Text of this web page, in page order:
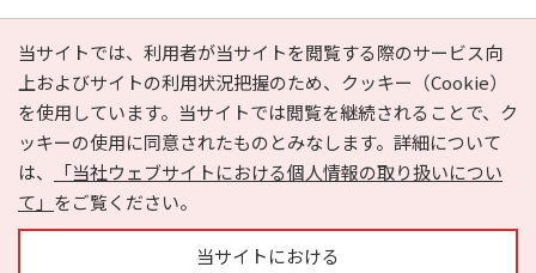
PAGE TOP
当サイトでは、利用者が当サイトを閲覧する際のサービス向
上およびサイトの利用状況把握のため、クッキー（Cookie）
を使用しています。当サイトでは閲覧を継続されることで、ク
ッキーの使用に同意されたものとみなします。詳細について
は、
「当社ウェブサイトにおける個人情報の取り扱いについ
て」 をご覧ください。
当サイトにおける
e-NAVITA（イーナビタ）とは？ お気に入り
ヘルプ
利用規約
個人情報の取り扱いについて
運営会社
サイトマップ
広告掲載に関するお問い合わせ